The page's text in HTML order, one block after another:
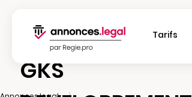
Tarifs
GKS